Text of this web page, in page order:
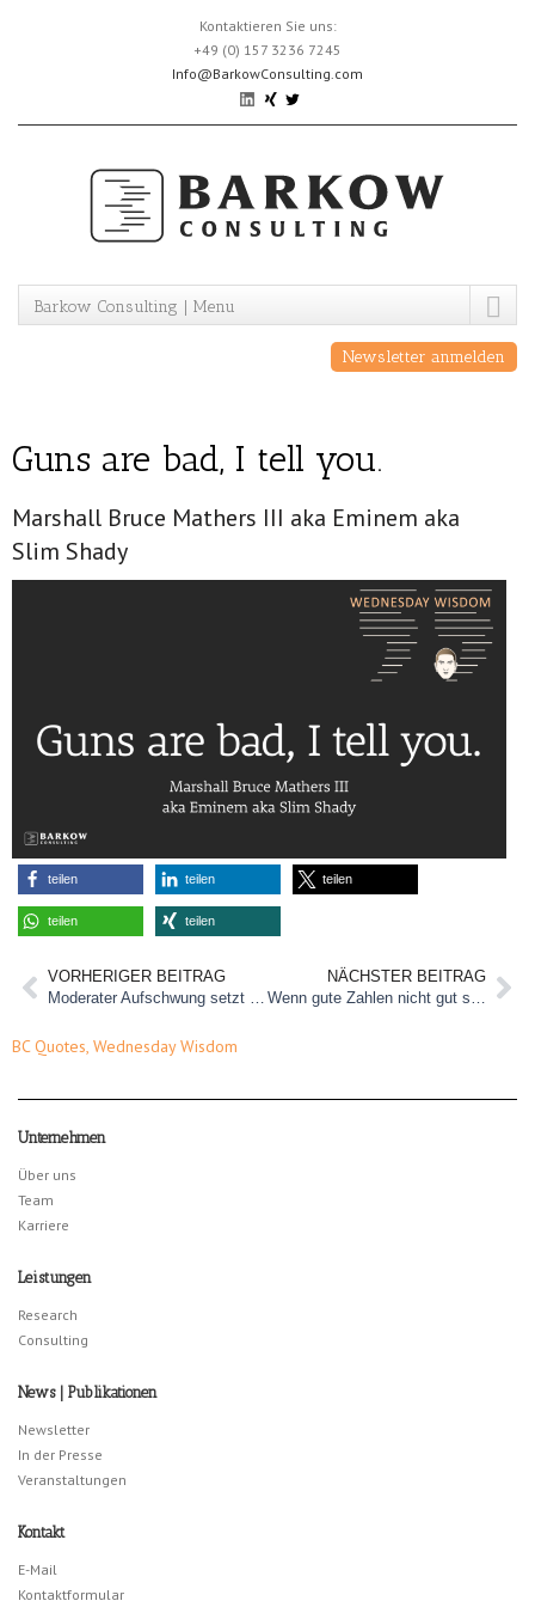
Kontaktieren Sie uns:
+49 (0) 157 3236 7245
Info@BarkowConsulting.com
Barkow Consulting | Menu
Newsletter anmelden
Guns are bad, I tell you.
Marshall Bruce Mathers III aka Eminem aka
Slim Shady
teilen teilen teilen
teilen teilen
VORHERIGER BEITRAG
Moderater Aufschwung setzt sich fort
NÄCHSTER BEITRAG
Wenn gute Zahlen nicht gut sind…
BC Quotes, Wednesday Wisdom
Unternehmen
Über uns
Team
Karriere
Leistungen
Research
Consulting
News | Publikationen
Newsletter
In der Presse
Veranstaltungen
Kontakt
E-Mail
Kontaktformular